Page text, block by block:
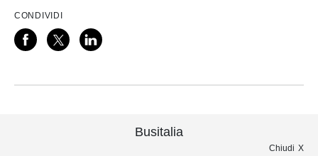
CONDIVIDI
Busitalia
Chiudi